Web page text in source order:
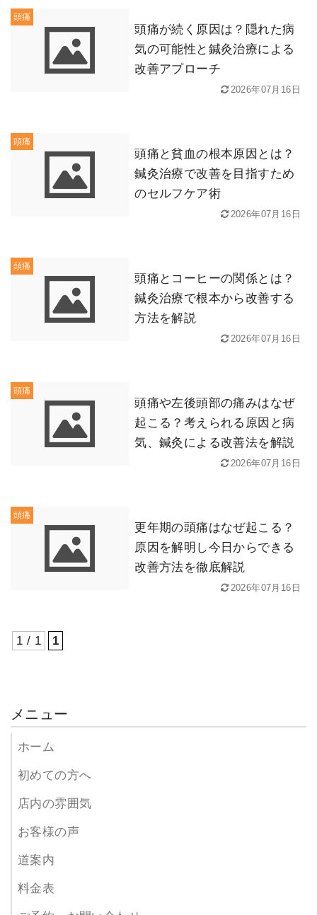
頭痛
頭痛が続く原因は？隠れた病
気の可能性と鍼灸治療による
改善アプローチ
2026年07月16日
頭痛
頭痛と貧血の根本原因とは？
鍼灸治療で改善を目指すため
のセルフケア術
2026年07月16日
頭痛
頭痛とコーヒーの関係とは？
鍼灸治療で根本から改善する
方法を解説
2026年07月16日
頭痛
頭痛や左後頭部の痛みはなぜ
起こる？考えられる原因と病
気、鍼灸による改善法を解説
2026年07月16日
頭痛
更年期の頭痛はなぜ起こる？
原因を解明し今日からできる
改善方法を徹底解説
2026年07月16日
1 / 1 1
メニュー
ホーム
初めての方へ
店内の雰囲気
お客様の声
道案内
料金表